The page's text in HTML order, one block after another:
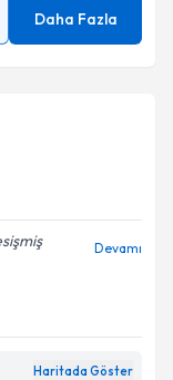
Daha Fazla
Devamı
Haritada Göster